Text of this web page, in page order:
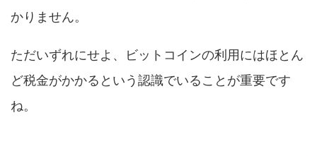
かりません。
ただいずれにせよ、ビットコインの利用にはほとん
ど税金がかかるという認識でいることが重要です
ね。